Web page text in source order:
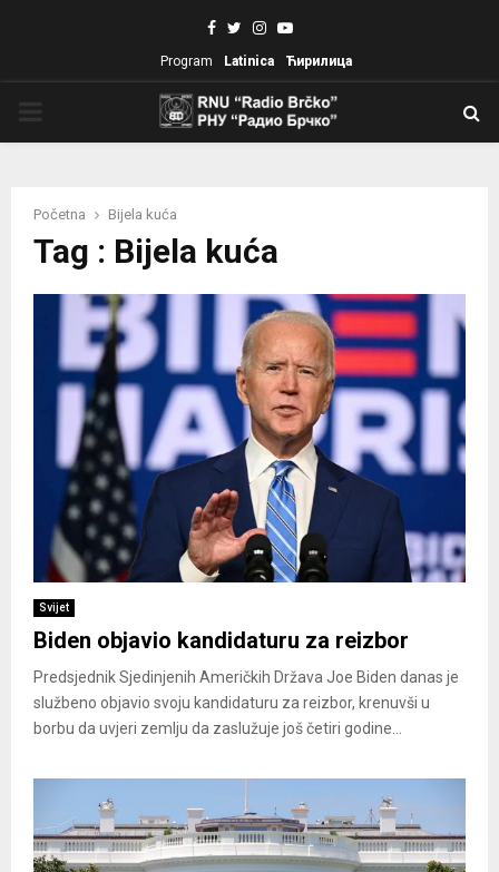
Facebook
TwitterInstagram
Youtube
Program Latinica Ћирилица
Početna Bijela kuća
Tag : Bijela kuća
Svijet
Biden objavio kandidaturu za reizbor
Predsjednik Sjedinjenih Američkih Država Joe Biden danas je
službeno objavio svoju kandidaturu za reizbor, krenuvši u
borbu da uvjeri zemlju da zaslužuje još četiri godine...